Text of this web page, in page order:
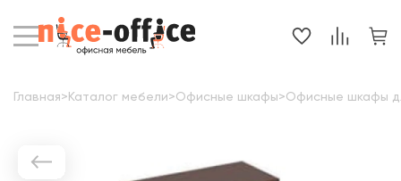
Главная> Каталог мебели>Офисные шкафы>Офисные шкафы